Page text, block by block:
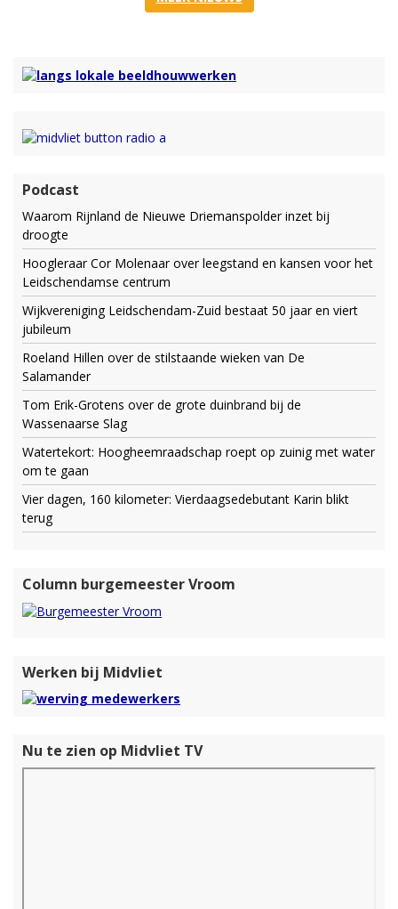
Podcast
Waarom Rijnland de Nieuwe Driemanspolder inzet bij
droogte
Hoogleraar Cor Molenaar over leegstand en kansen voor het
Leidschendamse centrum
Wijkvereniging Leidschendam-Zuid bestaat 50 jaar en viert
jubileum
Roeland Hillen over de stilstaande wieken van De
Salamander
Tom Erik-Grotens over de grote duinbrand bij de
Wassenaarse Slag
Watertekort: Hoogheemraadschap roept op zuinig met water
om te gaan
Vier dagen, 160 kilometer: Vierdaagsedebutant Karin blikt
terug
Column burgemeester Vroom
Werken bij Midvliet
Nu te zien op Midvliet TV